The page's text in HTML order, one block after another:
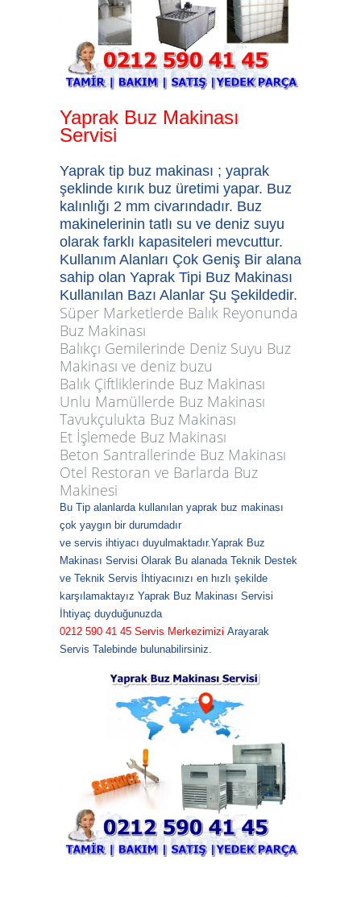
Yaprak Buz Makinası
Servisi
Yaprak tip buz makinası ; yaprak
şeklinde kırık buz üretimi yapar. Buz
kalınlığı 2 mm civarındadır. Buz
makinelerinin tatlı su ve deniz suyu
olarak farklı kapasiteleri mevcuttur.
Kullanım Alanları Çok Geniş Bir alana
sahip olan Yaprak Tipi Buz Makinası
Kullanılan Bazı Alanlar Şu Şekildedir.
Süper Marketlerde Balık Reyonunda
Buz Makinası
Balıkçı Gemilerinde Deniz Suyu Buz
Makinası ve deniz buzu
Balık Çiftliklerinde Buz Makinası
Unlu Mamüllerde Buz Makinası
Tavukçulukta Buz Makinası
Et İşlemede Buz Makinası
Beton Santrallerinde Buz Makinası
Otel Restoran ve Barlarda Buz
Makinesi
Bu Tip alanlarda kullanılan yaprak buz makinası
çok yaygın bir durumdadır
ve servis ihtiyacı duyulmaktadır.Yaprak Buz
Makinası Servisi Olarak Bu alanada Teknik Destek
ve Teknik Servis
İhtiyacınızı en hızlı şekilde
karşılamaktayız Yaprak Buz Makinası Servisi
İhtiyaç duyduğunuzda
0212 590 41 45 Servis Merkezimizi Arayarak
Servis Talebinde bulunabilirsiniz.